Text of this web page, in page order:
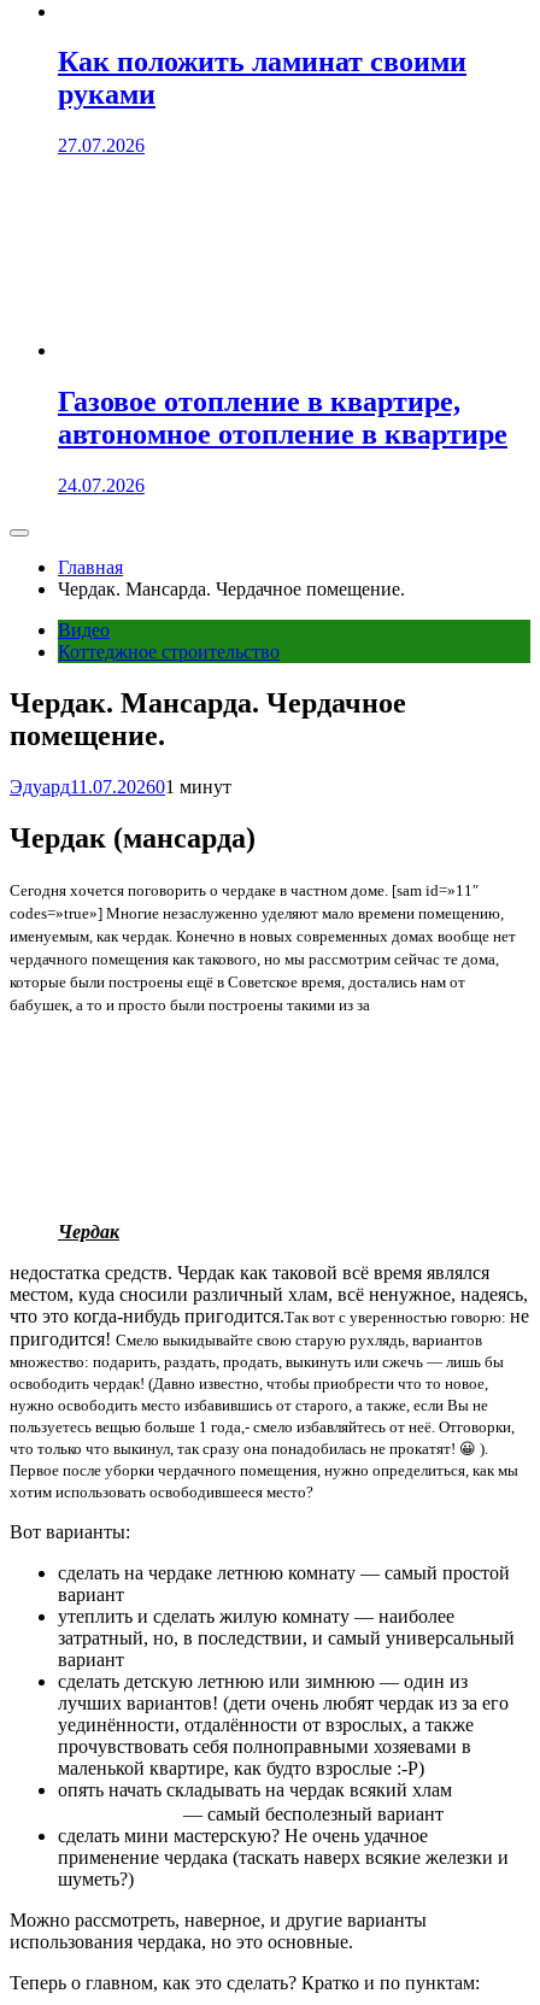
Как положить ламинат своими
руками
27.07.2026
Газовое отопление в квартире,
автономное отопление в квартире
24.07.2026
Главная
Чердак. Мансарда. Чердачное помещение.
Видео
Коттеджное строительство
Чердак. Мансарда. Чердачное
помещение.
Эдуард11.07.202601 минут
Чердак (мансарда)
Сегодня хочется поговорить о чердаке в частном доме. [sam id=»11″
codes=»true»] Многие незаслуженно уделяют мало времени помещению,
именуемым, как чердак. Конечно в новых современных домах вообще нет
чердачного помещения как такового, но мы рассмотрим сейчас те дома,
которые были построены ещё в Советское время, достались нам от
бабушек, а то и просто были построены такими из за
Чердак
недостатка средств. Чердак как таковой всё время являлся
местом, куда сносили различный хлам, всё ненужное, надеясь,
что это когда-нибудь пригодится.Так вот с уверенностью говорю: не
пригодится! Смело выкидывайте свою старую рухлядь, вариантов
множество: подарить, раздать, продать, выкинуть или сжечь — лишь бы
освободить чердак! (Давно известно, чтобы приобрести что то новое,
нужно освободить место избавившись от старого, а также, если Вы не
пользуетесь вещью больше 1 года,- смело избавляйтесь от неё. Отговорки,
что только что выкинул, так сразу она понадобилась не прокатят! 😀 ).
Первое после уборки чердачного помещения, нужно определиться, как мы
хотим использовать освободившееся место?
Вот варианты:
сделать на чердаке летнюю комнату — самый простой
вариант
утеплить и сделать жилую комнату — наиболее
затратный, но, в последствии, и самый универсальный
вариант
сделать детскую летнюю или зимнюю — один из
лучших вариантов! (дети очень любят чердак из за его
уединённости, отдалённости от взрослых, а также
прочувствовать себя полноправными хозяевами в
маленькой квартире, как будто взрослые :-P)
опять начать складывать на чердак всякий хлам
— самый бесполезный вариант
сделать мини мастерскую? Не очень удачное
применение чердака (таскать наверх всякие железки и
шуметь?)
Можно рассмотреть, наверное, и другие варианты
использования чердака, но это основные.
Теперь о главном, как это сделать? Кратко и по пунктам: